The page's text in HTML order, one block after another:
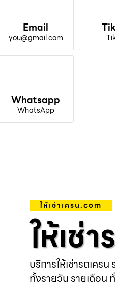
Email
you@gmail.com
Whatsapp
WhatsApp
ให้เช่าเครน.com
ให้เช่
บริการให้เช่ารถเคร
ทั้งรายวัน รายเดือน